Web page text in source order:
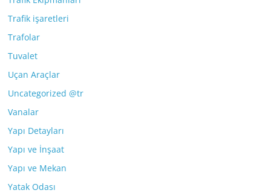
Trafik işaretleri
Trafolar
Tuvalet
Uçan Araçlar
Uncategorized @tr
Vanalar
Yapı Detayları
Yapı ve İnşaat
Yapı ve Mekan
Yatak Odası